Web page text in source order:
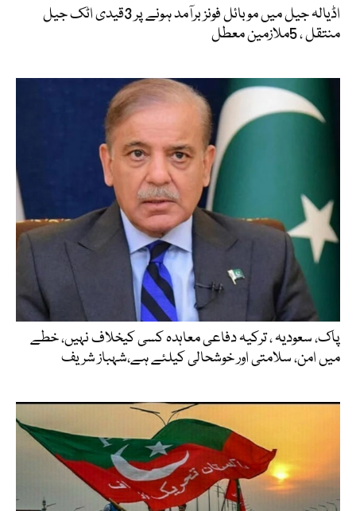
اڈیالہ جیل میں موبائل فونز برآمد ہونے پر 3قیدی اٹک جیل
منتقل ، 5ملازمین معطل
پاک، سعودیہ ، ترکیہ دفاعی معاہدہ کسی کیخلاف نہیں، خطے
میں امن، سلامتی اور خوشحالی کیلئے ہے،شہباز شریف